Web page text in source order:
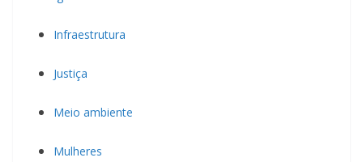
Infraestrutura
Justiça
Meio ambiente
Mulheres